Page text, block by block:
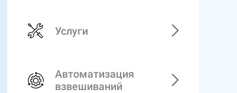
Услуги
Автоматизация
взвешиваний